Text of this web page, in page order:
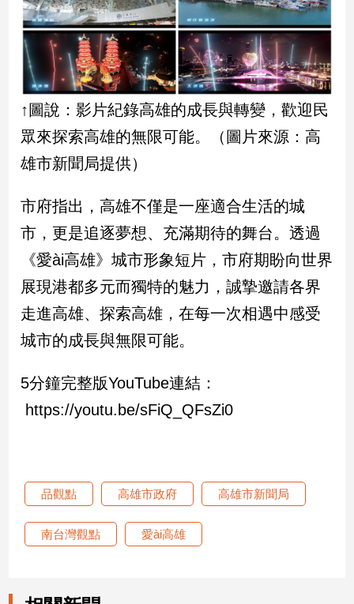
推
薦
科
技/
遊
戲
動
寵
Pet
影
音
專
區
作
媒
投
稿
專
區
↑圖說：影片紀錄高雄的成長與轉變，歡迎民
眾來探索高雄的無限可能。（圖片來源：高
雄市新聞局提供）
市府指出，高雄不僅是一座適合生活的城
市，更是追逐夢想、充滿期待的舞台。透過
《愛ài高雄》城市形象短片，市府期盼向世界
展現港都多元而獨特的魅力，誠摯邀請各界
走進高雄、探索高雄，在每一次相遇中感受
城市的成長與無限可能。
5分鐘完整版YouTube連結：
https://youtu.be/sFiQ_QFsZi0
品觀點 高雄市政府 高雄市新聞局
南台灣觀點 愛ài高雄